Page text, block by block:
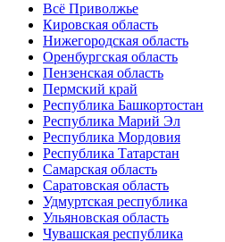
Всё Приволжье
Кировская область
Нижегородская область
Оренбургская область
Пензенская область
Пермский край
Республика Башкортостан
Республика Марий Эл
Республика Мордовия
Республика Татарстан
Самарская область
Саратовская область
Удмуртская республика
Ульяновская область
Чувашская республика